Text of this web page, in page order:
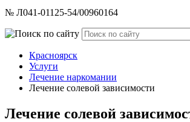
№ Л041-01125-54/00960164
Красноярск
Услуги
Лечение наркомании
Лечение солевой зависимости
Лечение солевой